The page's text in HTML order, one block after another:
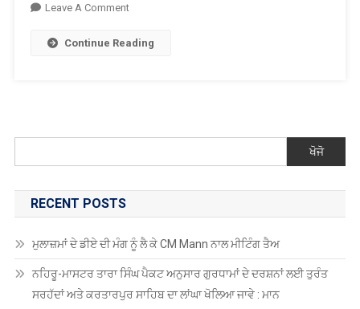
Leave A CommentOn
ਦੇ
ਦੇ
ਕੇ
ਗਹਿਣੇ
ਅਤੇ
ਚੁਰਾਈ
Continue Reading
ਖੋਜੋ
RECENT POSTS
ਮੁਲਾਜ਼ਮਾਂ ਦੇ ਡੀਏ ਦੀ ਮੰਗ ਨੂੰ ਲੈ ਕੇ CM Mann ਨਾਲ ਮੀਟਿੰਗ ਤੈਅ
ਨਹਿਰੂ-ਮਾਸਟਰ ਤਾਰਾ ਸਿੰਘ ਪੈਕਟ ਅਨੁਸਾਰ ਗੁਰਧਾਮਾਂ ਦੇ ਦਰਸ਼ਨਾਂ ਲਈ ਤੁਰੰਤ
ਸਰਹੱਦਾਂ ਅਤੇ ਕਰਤਾਰਪੁਰ ਸਾਹਿਬ ਦਾ ਲਾਂਘਾ ਖੋਲਿਆ ਜਾਵੇ : ਮਾਨ